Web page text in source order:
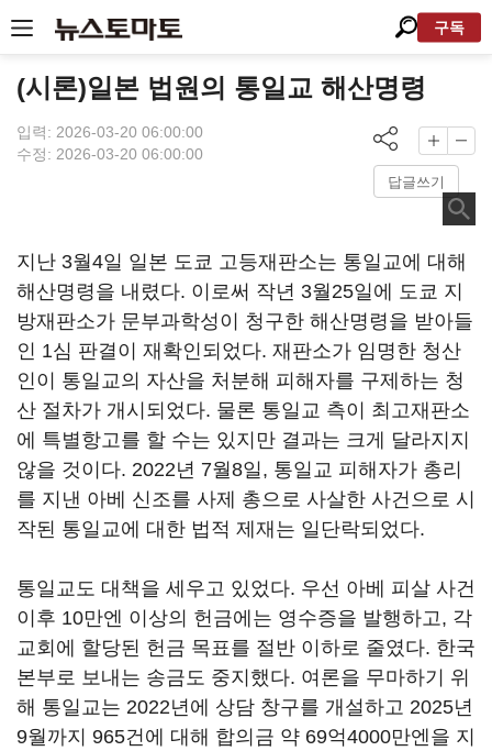
구독
(시론)일본 법원의 통일교 해산명령
입력: 2026-03-20 06:00:00
수정: 2026-03-20 06:00:00
답글쓰기
지난 3월4일 일본 도쿄 고등재판소는 통일교에 대해
해산명령을 내렸다. 이로써 작년 3월25일에 도쿄 지
방재판소가 문부과학성이 청구한 해산명령을 받아들
인 1심 판결이 재확인되었다. 재판소가 임명한 청산
인이 통일교의 자산을 처분해 피해자를 구제하는 청
산 절차가 개시되었다. 물론 통일교 측이 최고재판소
에 특별항고를 할 수는 있지만 결과는 크게 달라지지
않을 것이다. 2022년 7월8일, 통일교 피해자가 총리
를 지낸 아베 신조를 사제 총으로 사살한 사건으로 시
작된 통일교에 대한 법적 제재는 일단락되었다.
통일교도 대책을 세우고 있었다. 우선 아베 피살 사건
이후 10만엔 이상의 헌금에는 영수증을 발행하고, 각
교회에 할당된 헌금 목표를 절반 이하로 줄였다. 한국
본부로 보내는 송금도 중지했다. 여론을 무마하기 위
해 통일교는 2022년에 상담 창구를 개설하고 2025년
9월까지 965건에 대해 합의금 약 69억4000만엔을 지